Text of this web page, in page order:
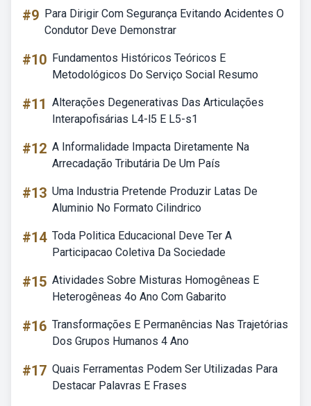
#9 Para Dirigir Com Segurança Evitando Acidentes O
Condutor Deve Demonstrar
#10 Fundamentos Históricos Teóricos E
Metodológicos Do Serviço Social Resumo
#11 Alterações Degenerativas Das Articulações
Interapofisárias L4-l5 E L5-s1
#12 A Informalidade Impacta Diretamente Na
Arrecadação Tributária De Um País
#13 Uma Industria Pretende Produzir Latas De
Aluminio No Formato Cilindrico
#14 Toda Politica Educacional Deve Ter A
Participacao Coletiva Da Sociedade
#15 Atividades Sobre Misturas Homogêneas E
Heterogêneas 4o Ano Com Gabarito
#16 Transformações E Permanências Nas Trajetórias
Dos Grupos Humanos 4 Ano
#17 Quais Ferramentas Podem Ser Utilizadas Para
Destacar Palavras E Frases